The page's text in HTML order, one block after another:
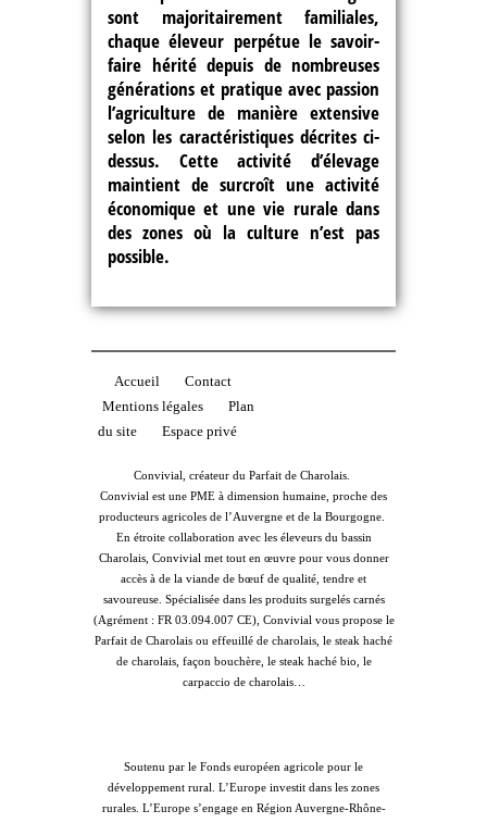
sont majoritairement familiales,
chaque éleveur perpétue le savoir-
faire hérité depuis de nombreuses
générations et pratique avec passion
l’agriculture de manière extensive
selon les caractéristiques décrites ci-
dessus. Cette activité d’élevage
maintient de surcroît une activité
économique et une vie rurale dans
des zones où la culture n’est pas
possible.
Accueil
Contact
Mentions légales
Plan
du site
Espace privé
Convivial, créateur du Parfait de Charolais.
Convivial est une PME à dimension humaine, proche des
producteurs agricoles de l’Auvergne et de la Bourgogne.
En étroite collaboration avec les éleveurs du bassin
Charolais, Convivial met tout en œuvre pour vous donner
accès à de la viande de bœuf de qualité, tendre et
savoureuse. Spécialisée dans les produits surgelés carnés
(Agrément : FR 03.094.007 CE), Convivial vous propose le
Parfait de Charolais ou effeuillé de charolais, le steak haché
de charolais, façon bouchère, le steak haché bio, le
carpaccio de charolais…
Soutenu par le Fonds européen agricole pour le
développement rural. L’Europe investit dans les zones
rurales. L’Europe s’engage en Région Auvergne-Rhône-